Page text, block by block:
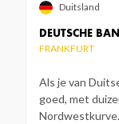
DEUTSCHE
FRANKFURT
Als je van
goed, met
Duitsland